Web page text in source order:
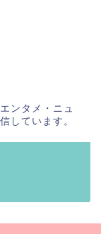
ンタメ・ニュ
しています。